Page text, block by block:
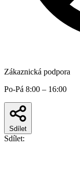
Zákaznická podpora
Po-Pá 8:00 – 16:00
Sdílet
Sdílet: